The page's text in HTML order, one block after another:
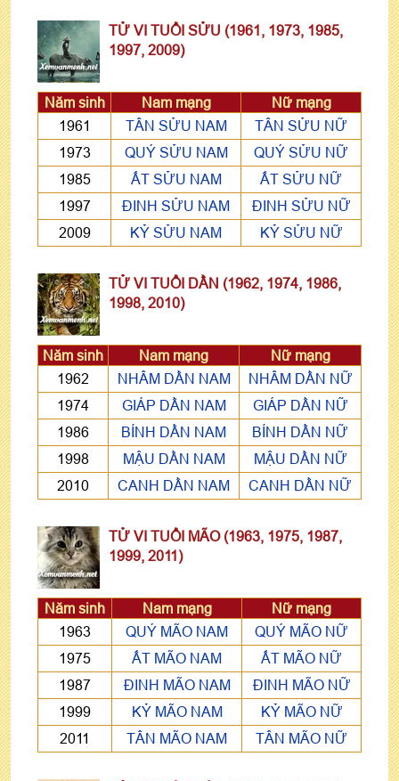
TỬ VI TUỔI SỬU (1961, 1973, 1985,
1997, 2009)
Năm sinh Nam mạng
Nữ mạng
1961
TÂN SỬU NAM
TÂN SỬU NỮ
1973
QUÝ SỬU NAM
QUÝ SỬU NỮ
1985
ẤT SỬU NAM
ẤT SỬU NỮ
1997
ĐINH SỬU NAM
ĐINH SỬU NỮ
2009
KỶ SỬU NAM KỶ SỬU NỮ
TỬ VI TUỔI DẦN (1962, 1974, 1986,
1998, 2010)
Năm sinh Nam mạng
Nữ mạng
1962
NHÂM DẦN NAM
NHÂM DẦN NỮ
1974
GIÁP DẦN NAM
GIÁP DẦN NỮ
1986
BÍNH DẦN NAM
BÍNH DẦN NỮ
1998
MẬU DẦN NAM
MẬU DẦN NỮ
2010
CANH DẦN NAM CANH DẦN NỮ
TỬ VI TUỔI MÃO (1963, 1975, 1987,
1999, 2011)
Năm sinh Nam mạng
Nữ mạng
1963
QUÝ MÃO NAM
QUÝ MÃO NỮ
1975
ẤT MÃO NAM
ẤT MÃO NỮ
1987
ĐINH MÃO NAM
ĐINH MÃO NỮ
1999
KỶ MÃO NAM
KỶ MÃO NỮ
2011
TÂN MÃO NAM TÂN MÃO NỮ